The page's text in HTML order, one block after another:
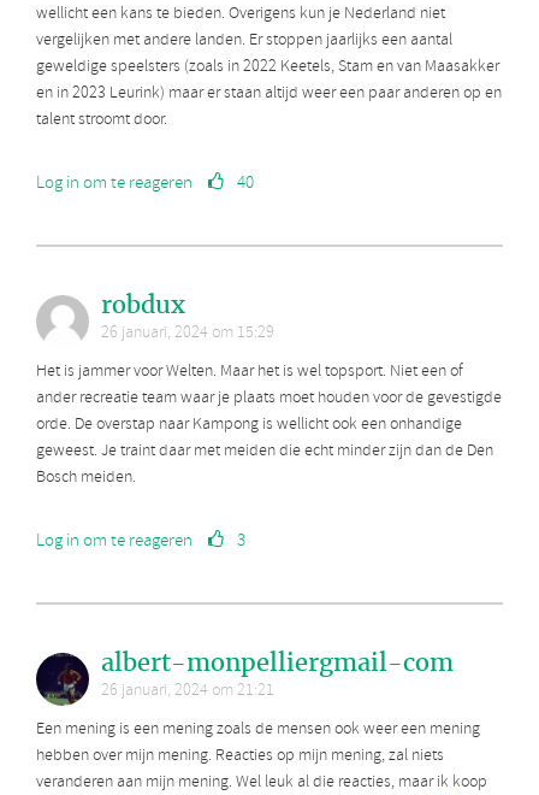
wellicht een kans te bieden. Overigens kun je Nederland niet
vergelijken met andere landen. Er stoppen jaarlijks een aantal
geweldige speelsters (zoals in 2022 Keetels, Stam en van Maasakker
en in 2023 Leurink) maar er staan altijd weer een paar anderen op en
talent stroomt door.
Log in om te reageren 40
robdux
26 januari, 2024 om 15:29
Het is jammer voor Welten. Maar het is wel topsport. Niet een of
ander recreatie team waar je plaats moet houden voor de gevestigde
orde. De overstap naar Kampong is wellicht ook een onhandige
geweest. Je traint daar met meiden die echt minder zijn dan de Den
Bosch meiden.
Log in om te reageren 3
albert-monpelliergmail-com
26 januari, 2024 om 21:21
Een mening is een mening zoals de mensen ook weer een mening
hebben over mijn mening. Reacties op mijn mening, zal niets
veranderen aan mijn mening. Wel leuk al die reacties, maar ik koop